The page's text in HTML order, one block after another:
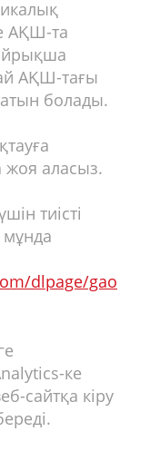
АҚШ-та
АҚШ-тағы
болады.
жоя аласыз.
тиісті
dlpage/gao
ке
сайтқа кіру